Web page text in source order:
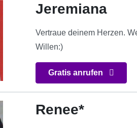
Jeremiana
Vertraue deinem Herzen.
Willen:)
Gratis anrufen
Renee*